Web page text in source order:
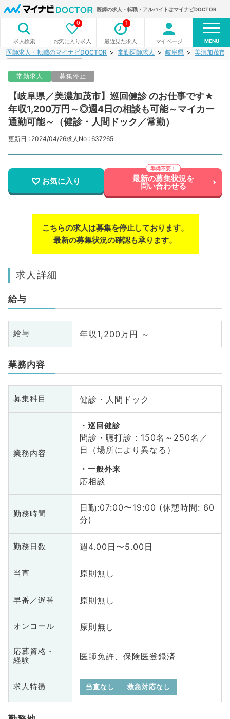
医師の求人・転職・アルバイトはマイナビDOCTOR
求人検索 お気に入り求人
0
最近見た求人
1
マイページ MENU
医師求人・転職のマイナビDOCTOR 常勤医師求人 岐阜県 美濃加茂市
常勤求人 募集停止
【岐阜県／美濃加茂市】巡回健診 のお仕事です★
年収1,200万円～◎週4日の相談も可能～マイカー
通勤可能～（健診・人間ドック／常勤）
更新日 : 2024/04/26求人No : 637265
お気に入り 最新の募集状況を
問い合わせる
こちらの求人は募集を停止しております。
最新の募集状況の確認も承ります。
求人詳細
給与
給与 年収1,200万円 ～
業務内容
募集科目 健診・人間ドック
業務内容
巡回健診
問診・聴打診：150名～250名／
日（場所により異なる）
一般外来
応相談
勤務時間
日勤:07:00〜19:00 (休憩時間: 60
分)
勤務日数 週4.00日〜5.00日
当直 原則無し
早番／遅番 原則無し
オンコール 原則無し
応募資格・
経験
医師免許、保険医登録済
求人特徴 当直なし 救急対応なし